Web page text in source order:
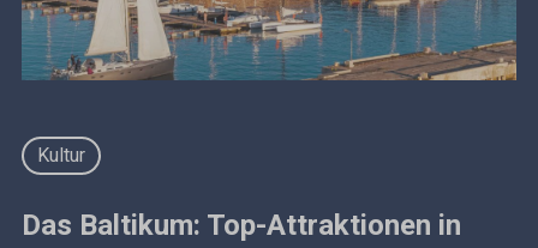
Kultur
Das Baltikum: Top-Attraktionen in